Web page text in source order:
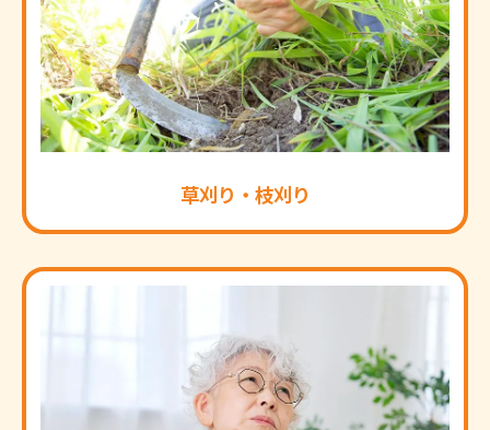
草刈り・枝刈り